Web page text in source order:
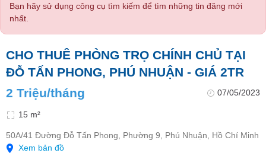
Bạn hãy sử dụng công cụ tìm kiếm để tìm những tin đăng mới
nhất.
CHO THUÊ PHÒNG TRỌ CHÍNH CHỦ TẠI
ĐỖ TẤN PHONG, PHÚ NHUẬN - GIÁ 2TR
2 Triệu/tháng
07/05/2023
15 m²
50A/41 Đường Đỗ Tấn Phong, Phường 9, Phú Nhuận, Hồ Chí Minh
Xem bản đồ